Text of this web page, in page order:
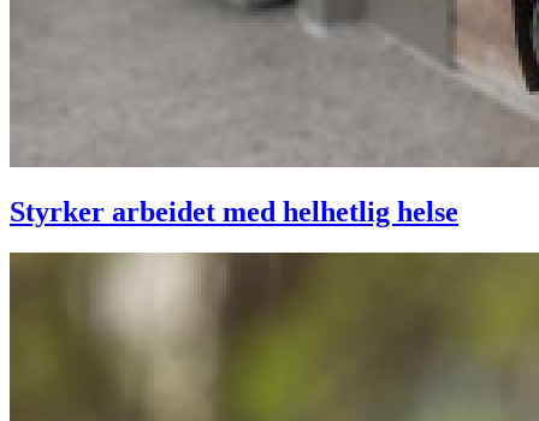
Styrker arbeidet med helhetlig helse